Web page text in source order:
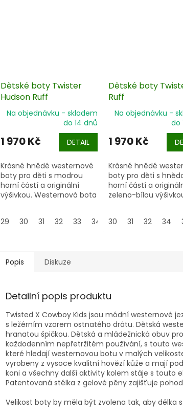
Dětské boty Twister
Hudson Ruff
Na objednávku - skladem
do 14 dnů
1 970 Kč DETAIL
Krásné hnědé westernové
boty pro děti s modrou
horní částí a originální
výšivkou. Westernová bota
velmi dobře nosit i ve
29 30 31 32 33 34 35
Dětské boty
Ruff
Na objednávku -
do
1 970 Kč
Krásné hnědé
boty pro děti s
horní částí a
zeleno-bílou
další aktivity kolem
30 31 32 34
Popis Diskuze
Detailní popis produktu
Twisted X Cowboy Kids jsou módní westernové
s ležérním vzorem ostnatého drátu. Dětská
hranatou špičkou. Dětská a mládežnická obuv
každodenním nepřetržitém používání, s touto
které hledají westernovou botu v malých
vyrobeny z vysoce kvalitní hovězí kůže a mají
koni a všechny další aktivity kolem stáje s touto
Patentovaná stélka z gelové pěny zajišťuje
Velikost boty by měla být zvolena tak, aby délka